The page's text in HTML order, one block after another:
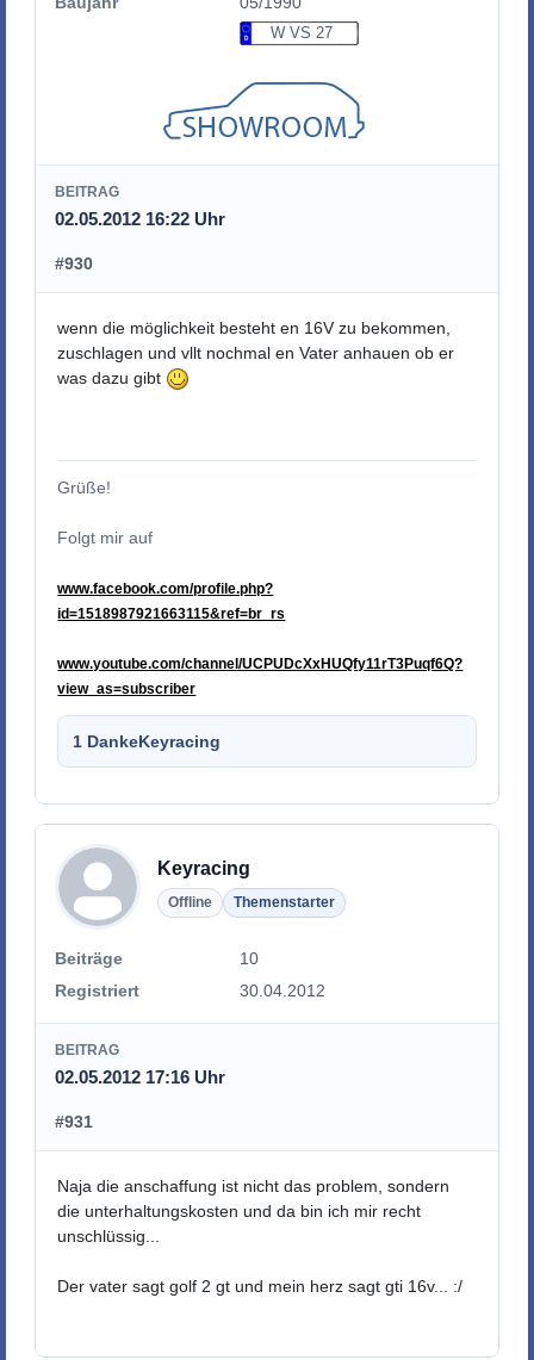
W VS 27
BEITRAG
02.05.2012 16:22 Uhr
#930
wenn die möglichkeit besteht en 16V zu bekommen,
zuschlagen und vllt nochmal en Vater anhauen ob er
was dazu gibt
Grüße!
Folgt mir auf
www.facebook.com/profile.php?
id=1518987921663115&ref=br_rs
www.youtube.com/channel/UCPUDcXxHUQfy11rT3Puqf6Q?
view_as=subscriber
1 DankeKeyracing
Keyracing
Offline Themenstarter
Beiträge
10
Registriert
30.04.2012
BEITRAG
02.05.2012 17:16 Uhr
#931
Naja die anschaffung ist nicht das problem, sondern
die unterhaltungskosten und da bin ich mir recht
unschlüssig...
Der vater sagt golf 2 gt und mein herz sagt gti 16v... :/